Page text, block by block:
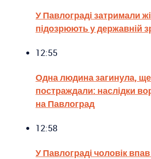
У Павлограді затримали
підозрюють у державній
12:55
Одна людина загинула,
постраждали: наслідки
на Павлоград
12:58
У Павлограді чоловік